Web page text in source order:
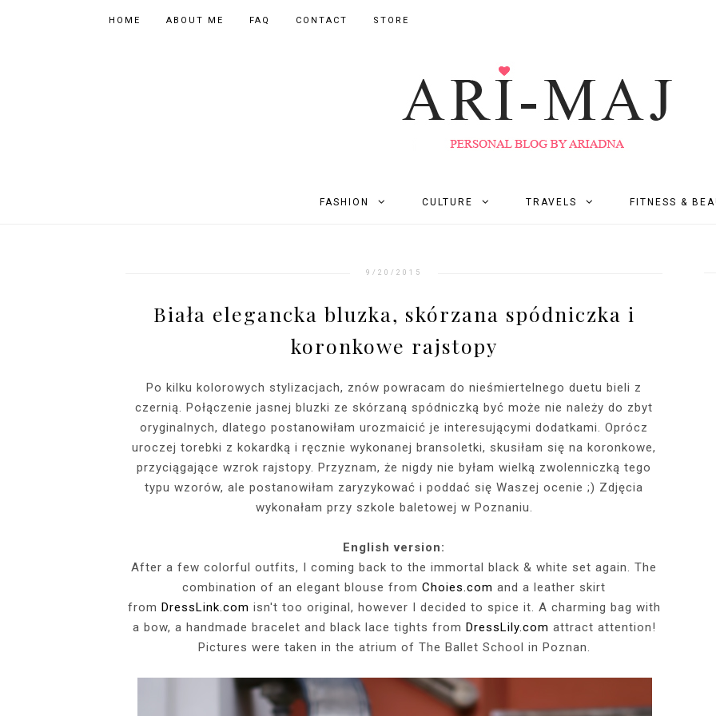
HOME ABOUT ME FAQ CONTACT STORE
FASHION
SHOPPING
EVENTS
INSIDE HER FRAME - MY NEW
SENSUAL PHOTOBOOK
MY 34TH BIRTHDAY! FEELING
MORE ME THAN EVER :)
2025 - THE
PHOTOS ON
CULTURE
EVENTS
SZARY TOP, KRÓTKA SKÓRZANA
SPÓDNICZKA, CZARNE
KTÓRYMI PRAGNĘ SIĘ Z WAMI
PODZIELIĆ
RÓŻOWY SWETER Z DEKOLTEM,
SZARA SPÓDNICZKA I CZARNE
PRAGNĘ SIĘ Z WAMI PODZIELIĆ
FALBANAMI,
I SZPILKI +
PRAGNĘ SIĘ Z
TRAVELS
ASIA
GDZIE POWSTAJĄ MOJE
BUDUAROWE SESJE + 100 ZŁ DO
AIRBNB
NIEZNANE OBLICZE LUWRU:
DLACZEGO MONA LISA STAŁA
WENUS Z MILO?
WIZYTA W
FITNESS &
BEAUTY
BIAŁY SPORTOWY STANIK,
CZARNE LEGGINSY I
WIZYTA W POZNAŃSKIEJ
PRACOWNI FRYZJERSKIEJ CUT
JAKIEGO
CZYM
WŁOSY?
9/20/2015
Biała elegancka bluzka, skórzana spódniczka i
koronkowe rajstopy
Po kilku kolorowych stylizacjach, znów powracam do nieśmiertelnego duetu bieli z
czernią. Połączenie jasnej bluzki ze skórzaną spódniczką być może nie należy do zbyt
oryginalnych, dlatego postanowiłam urozmaicić je interesującymi dodatkami. Oprócz
uroczej torebki z kokardką i ręcznie wykonanej bransoletki, skusiłam się na koronkowe,
przyciągające wzrok rajstopy. Przyznam, że nigdy nie byłam wielką zwolenniczką tego
typu wzorów, ale postanowiłam zaryzykować i poddać się Waszej ocenie ;) Zdjęcia
wykonałam przy szkole baletowej w Poznaniu.
English version:
After a few colorful outfits, I coming back to the immortal black & white set again. The
combination of an elegant blouse from Choies.com and a leather skirt
from DressLink.com isn't too original, however I decided to spice it. A charming bag with
a bow, a handmade bracelet and black lace tights from DressLily.com attract attention!
Pictures were taken in the atrium of The Ballet School in Poznan.